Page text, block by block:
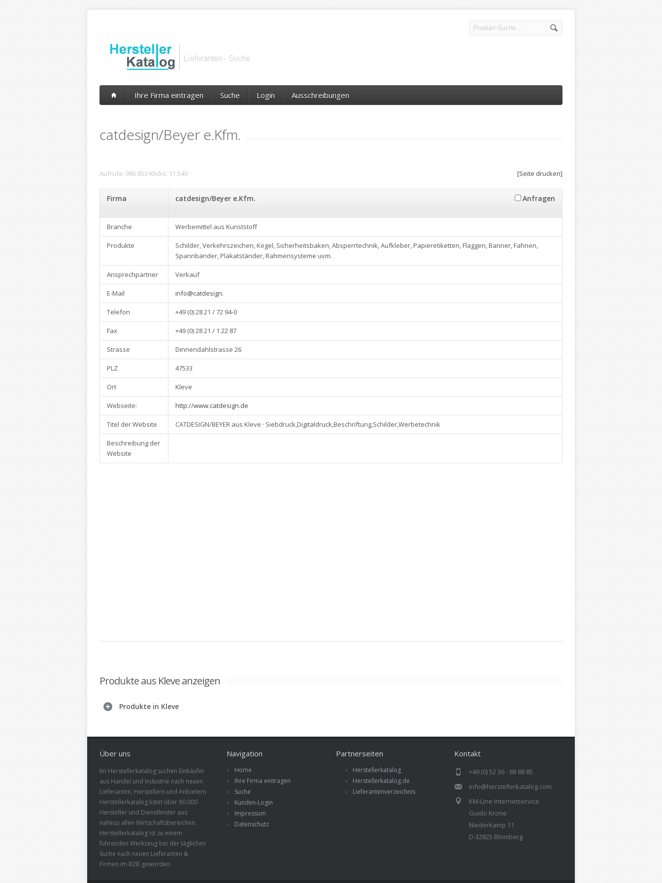
Ihre Firma eintragen Suche Login Ausschreibungen
catdesign/Beyer e.Kfm.
Aufrufe: 986.653 Klicks: 11.540 [Seite drucken]
Firma catdesign/Beyer e.Kfm. Anfragen
Branche Werbemittel aus Kunststoff
Produkte
Schilder, Verkehrszeichen, Kegel, Sicherheitsbaken, Absperrtechnik, Aufkleber, Papieretiketten, Flaggen, Banner, Fahnen,
Spannbänder, Plakatständer, Rahmensysteme uvm.
Ansprechpartner Verkauf
E-Mail info@catdesign.
Telefon +49 (0) 28 21 / 72 94-0
Fax +49 (0) 28 21 / 1 22 87
Strasse Dinnendahlstrasse 26
PLZ 47533
Ort Kleve
Webseite: http://www.catdesign.de
Titel der Website CATDESIGN/BEYER aus Kleve · Siebdruck,Digitaldruck,Beschriftung,Schilder,Werbetechnik
Beschreibung der
Website
Produkte aus Kleve anzeigen
Produkte in Kleve
Über uns
Im Herstellerkatalog suchen Einkäufer
aus Handel und Industrie nach neuen
Lieferanten, Herstellern und Anbietern
Herstellerkatalog listet über 80.000
Hersteller und Dienstleister aus
nahezu allen Wirtschaftsbereichen.
Herstellerkatalog ist zu einem
führenden Werkzeug bei der täglichen
Suche nach neuen Lieferanten &
Firmen im B2B geworden.
Navigation
Home
Ihre Firma eintragen
Suche
Kunden-Login
Impressum
Datenschutz
Partnerseiten
Herstellerkatalog
Herstellerkatalog.de
Lieferantenverzeichnis
Kontakt
+49 (0) 52 36 - 88 88 85
info@herstellerkatalog.com
KM-Line Internetservice
Guido Krone
Niederkamp 11
D-32825 Blomberg